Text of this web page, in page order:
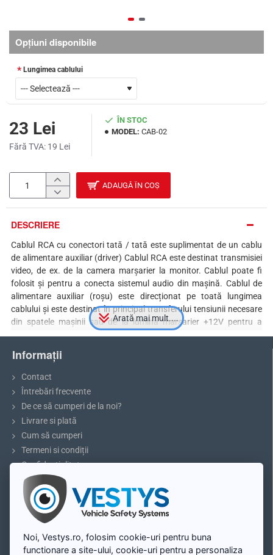
23 Lei
Fără TVA: 19 Lei
ÎN STOC
MODEL: CAB-02
Opţiuni disponibile
Lungimea cablului
ADAUGĂ ÎN COȘ
DESCRIERE
Cablul RCA cu conectori tată / tată este suplimentat de un cablu
de alimentare auxiliar (driver) Cablul RCA este destinat transmisiei
video, de ex. de la camera marșarier la monitor. Cablul poate fi
folosit și pentru a conecta sistemul audio din mașină. Cablul de
alimentare auxiliar (roșu) este direcționat pe toată lungimea
cablului și este destinat în principal transferului tensiunii necesare
din spatele mașinii sau de la lumina marșarier +12V pentru a
alimenta monitorul sau la intrarea semnalului pentru camera
functie de alegere.
Informații
Contact
Întrebări frecvente
De ce să cumperi de la noi?
Livrare si plată
Cum să cumperi
Termeni si condiții
Confidențialitate
Reclamații și retururi
5 sfaturi pentru parcare sau marșarier
Blog
Contul meu
Noi, Vestys.ro, folosim cookie-uri pentru buna
functionare a site-ului, cookie-uri pentru a personaliza